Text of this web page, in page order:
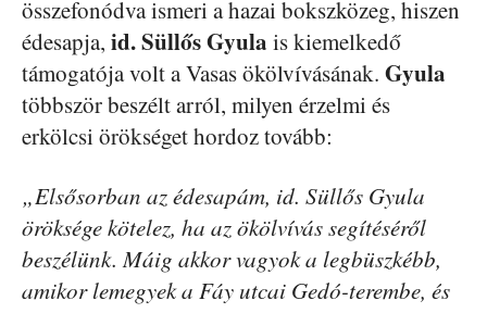
összefonódva ismeri a hazai bokszközeg, hiszen
édesapja, id. Süllős Gyula is kiemelkedő
támogatója volt a Vasas ökölvívásának. Gyula
többször beszélt arról, milyen érzelmi és
erkölcsi örökséget hordoz tovább:
„Elsősorban az édesapám, id. Süllős Gyula
öröksége kötelez, ha az ökölvívás segítéséről
beszélünk. Máig akkor vagyok a legbüszkébb,
amikor lemegyek a Fáy utcai Gedó-terembe, és